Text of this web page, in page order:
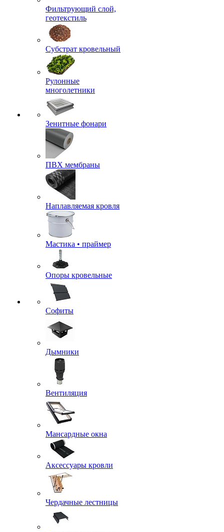
Фильтрующий слой,
геотекстиль
Субстрат кровельный
Рулонные
многолетники
Зенитные фонари
ПВХ мембраны
Наплавляемая кровля
Мастика • праймер
Опоры кровельные
Софиты
Дымники
Вентиляция
Мансардные окна
Аксессуары кровли
Чердачные лестницы